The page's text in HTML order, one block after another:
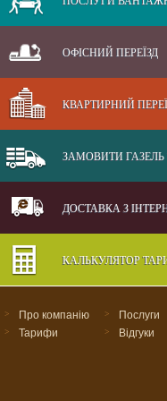
ОФІСНИЙ ПЕРЕЇЗД
КВАРТИРНИЙ
ЗАМОВИТИ
ДОСТАВКА З
КАЛЬКУЛЯТОР
> Про компанію > Послуги
> Тарифи > Відгуки